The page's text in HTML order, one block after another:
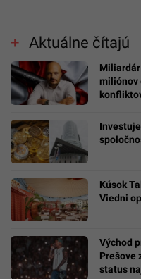
Aktuálne čítajú
miliónov
Kúsok
Viedni
Východ
Prešove
status